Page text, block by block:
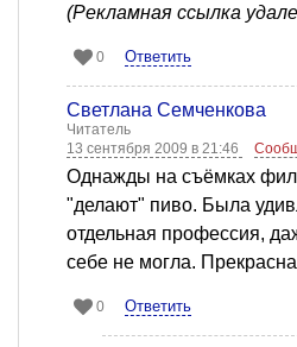
(Рекламная ссылка
0 Ответить
Светлана Семченкова
Читатель
13 сентября 2009 в 21:46
Однажды на съёмках
"делают" пиво. Была
отдельная профессия,
себе не могла.
0 Ответить